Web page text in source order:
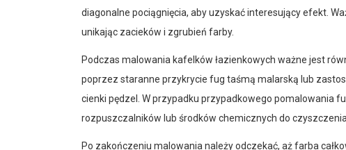
diagonalne pociągnięcia, aby uzyskać interesujący efekt.
unikając zacieków i zgrubień farby.
Podczas malowania kafelków łazienkowych ważne jest
poprzez staranne przykrycie fug taśmą malarską lub
cienki pędzel. W przypadku przypadkowego pomalowania
rozpuszczalników lub środków chemicznych do
Po zakończeniu malowania należy odczekać, aż farba